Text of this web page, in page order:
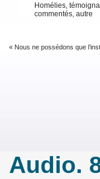
Homélies,
commentés, autre
« Nous ne possédons que
Audio.